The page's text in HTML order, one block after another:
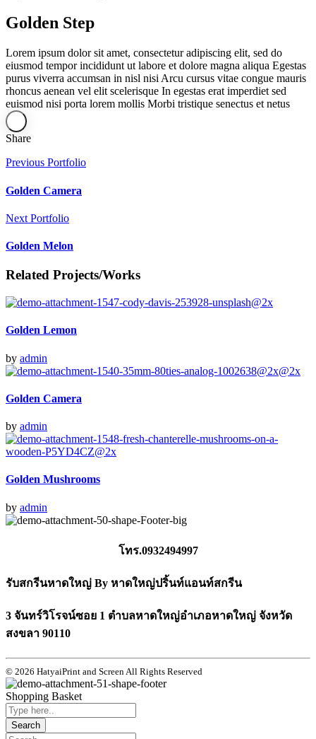
Golden Step
Lorem ipsum dolor sit amet, consectetur adipiscing elit, sed do
eiusmod tempor incididunt ut labore et dolore magna aliqua Egestas
purus viverra accumsan in nisl nisi Arcu cursus vitae congue mauris
rhoncus aenean vel elit scelerisque In egestas erat imperdiet sed
euismod nisi porta lorem mollis Morbi tristique senectus et netus
Share
Previous Portfolio
Golden Camera
Next Portfolio
Golden Melon
Related Projects/Works
Golden Lemon
by admin
Golden Camera
by admin
Golden Mushrooms
by admin
โทร.0932494997
รับสกรีนหาดใหญ่ By หาดใหญ่ปริ้นท์แอนท์สกรีน
3 จันทร์วิโรจน์ซอย 1 ตำบลหาดใหญ่อำเภอหาดใหญ่ จังหวัด
สงขลา 90110
© 2026 HatyaiPrint and Screen All Rights Reserved
Shopping Basket